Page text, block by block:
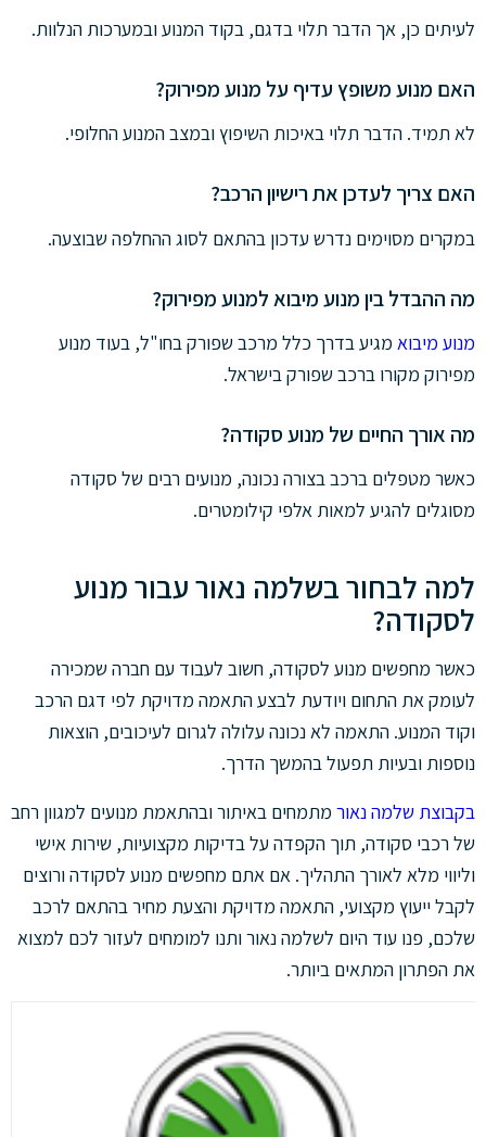
לעיתים כן, אך הדבר תלוי בדגם, בקוד המנוע ובמערכות הנלוות.
האם מנוע משופץ עדיף על מנוע מפירוק?
לא תמיד. הדבר תלוי באיכות השיפוץ ובמצב המנוע החלופי.
האם צריך לעדכן את רישיון הרכב?
במקרים מסוימים נדרש עדכון בהתאם לסוג ההחלפה שבוצעה.
מה ההבדל בין מנוע מיבוא למנוע מפירוק?
מנוע מיבוא מגיע בדרך כלל מרכב שפורק בחו"ל, בעוד מנוע
מפירוק מקורו ברכב שפורק בישראל.
מה אורך החיים של מנוע סקודה?
כאשר מטפלים ברכב בצורה נכונה, מנועים רבים של סקודה
מסוגלים להגיע למאות אלפי קילומטרים.
למה לבחור בשלמה נאור עבור מנוע
לסקודה?
כאשר מחפשים מנוע לסקודה, חשוב לעבוד עם חברה שמכירה
לעומק את התחום ויודעת לבצע התאמה מדויקת לפי דגם הרכב
וקוד המנוע. התאמה לא נכונה עלולה לגרום לעיכובים, הוצאות
נוספות ובעיות תפעול בהמשך הדרך.
בקבוצת שלמה נאור מתמחים באיתור ובהתאמת מנועים למגוון רחב
של רכבי סקודה, תוך הקפדה על בדיקות מקצועיות, שירות אישי
וליווי מלא לאורך התהליך. אם אתם מחפשים מנוע לסקודה ורוצים
לקבל ייעוץ מקצועי, התאמה מדויקת והצעת מחיר בהתאם לרכב
שלכם, פנו עוד היום לשלמה נאור ותנו למומחים לעזור לכם למצוא
את הפתרון המתאים ביותר.